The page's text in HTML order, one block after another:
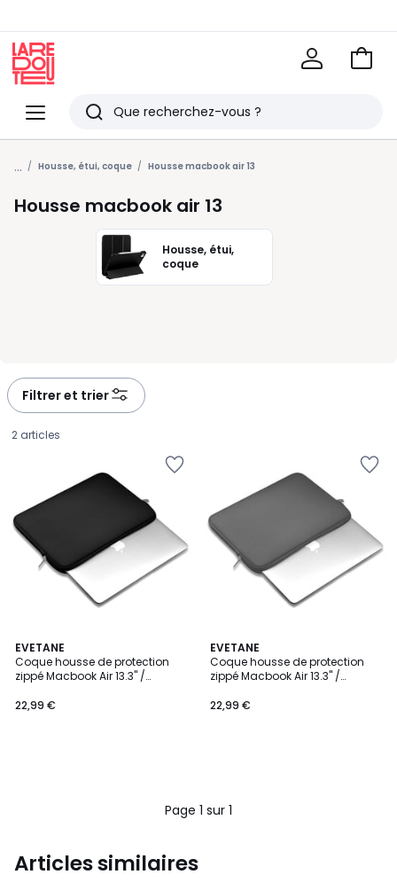
Menu
Redoute
Rechercher
Derniers
articles
vus
Voir
... Housse, étui, coque Housse macbook air 13
Housse macbook air 13
Housse, étui,
coque
Filtrer et trier
2 articles
EVETANE
Coque housse de protection
zippé Macbook Air 13.3" /
€.
22,99 €
EVETANE
Coque housse de protection
zippé Macbook Air 13.3" /
22,99 €
Page 1 sur 1
Articles similaires